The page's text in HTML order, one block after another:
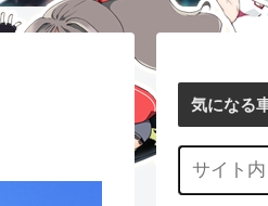
気になる